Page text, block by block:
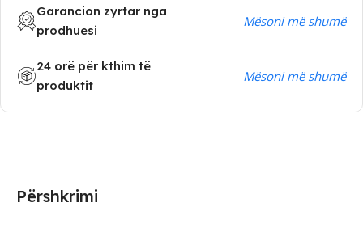
Garancion zyrtar nga
prodhuesi
Mësoni më shumë
24 orë për kthim të
produktit
Mësoni më shumë
Përshkrimi